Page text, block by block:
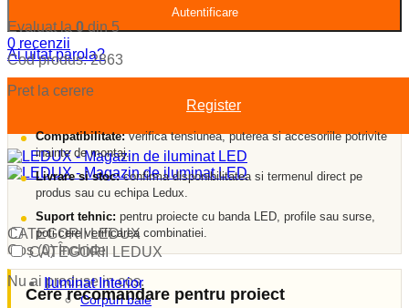
Autentificare
Ai uitat parola?
Register
Coș (0)Închide
Nu ai produse in cos.
CATEGORII LEDUX
CATEGORII LEDUX
Iluminat Interior
Corpuri baie
Evaluat la0din 5
0 recenzii
Cod produs: 2863
Pret la cerere
Compatibilitate:verifica tensiunea, puterea si accesoriile potrivite
inainte de montaj.
Livrare si stoc:confirma disponibilitatea si termenul direct pe
produs sau cu echipa Ledux.
Suport tehnic: pentru proiecte cu banda LED, profile sau surse,
poti cere verificarea combinatiei.
Cere recomandare pentru proiect